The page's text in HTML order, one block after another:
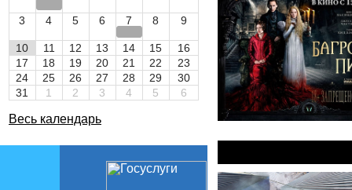
3 4 5 6 7 8 9
10 11 12 13 14 15
16
17
18 19 20 21 22
23
24
25 26 27 28 29
30
31
1 2 3 4 5 6
Весь календарь